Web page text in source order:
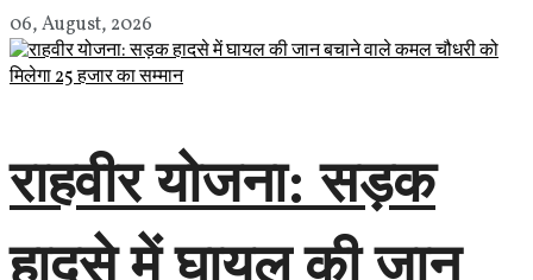
06, August, 2026
राहवीर योजना: सड़क
हादसे में घायल की जान